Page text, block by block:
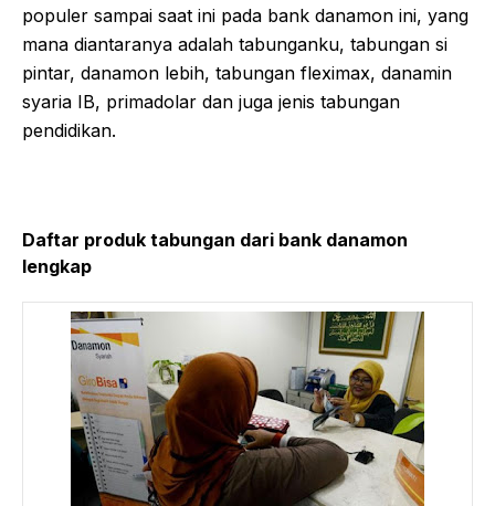
populer sampai saat ini pada bank danamon ini, yang
mana diantaranya adalah tabunganku, tabungan si
pintar, danamon lebih, tabungan fleximax, danamin
syaria IB, primadolar dan juga jenis tabungan
pendidikan.
Daftar produk tabungan dari bank danamon
lengkap